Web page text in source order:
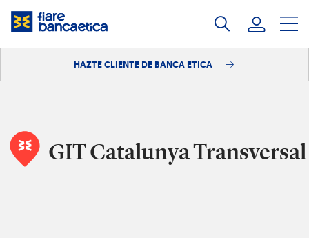
Saltar
HAZTE CLIENTE DE BANCA ETICA
GIT Catalunya Transversal